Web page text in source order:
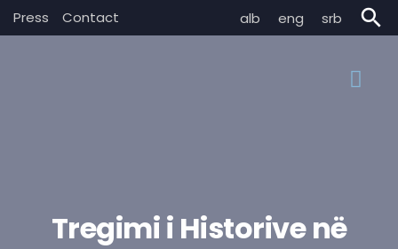
Press Contact alb eng srb search
Tregimi i Historive në